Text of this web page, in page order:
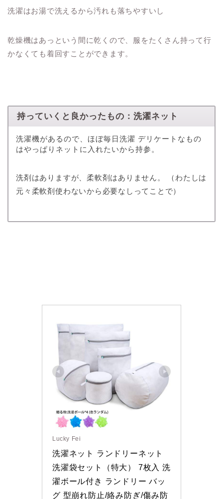
洗濯はお湯で洗えるから汚れも落ちやすいし
乾燥機はあっという間に乾くので、服をたくさん持って行
かなくても着回すことができます。
持っていくと良かったもの：洗濯ネット
洗濯機があるので、ほぼ毎日洗濯 デリケートなもの
はやっぱりネットに入れたいから持参。
洗剤はありますが、柔軟剤はありません。 （わたしは
元々柔軟剤使わないから必要なしってことで）
Lucky Fei
洗濯ネット ランドリーネット
洗濯袋セット（特大） 7枚入 洗
濯ボール付き ランドリー バッ
グ 型崩れ防止/絡み防ぎ/傷み防